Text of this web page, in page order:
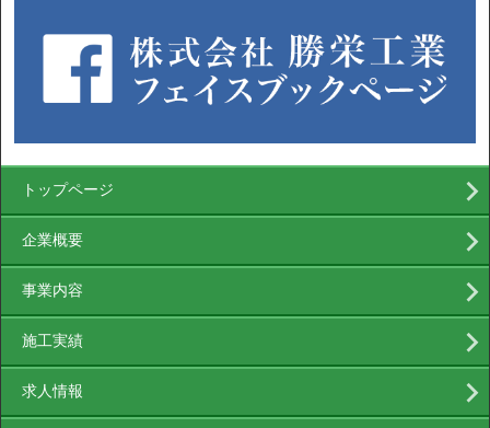
トップページ
企業概要
事業内容
施工実績
求人情報